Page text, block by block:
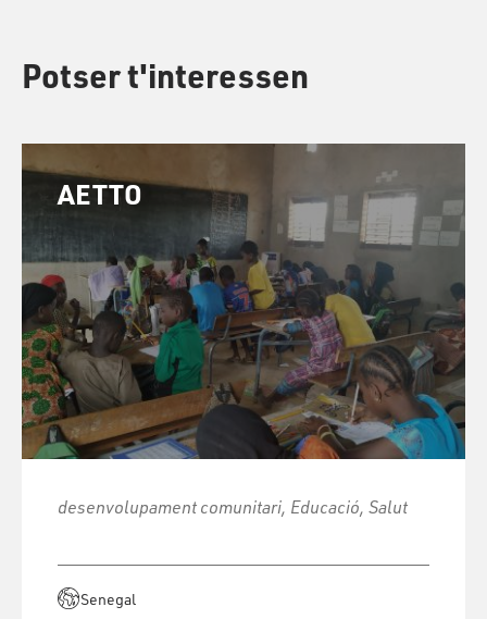
Potser t'interessen
AETTO
desenvolupament comunitari, Educació, Salut
Senegal